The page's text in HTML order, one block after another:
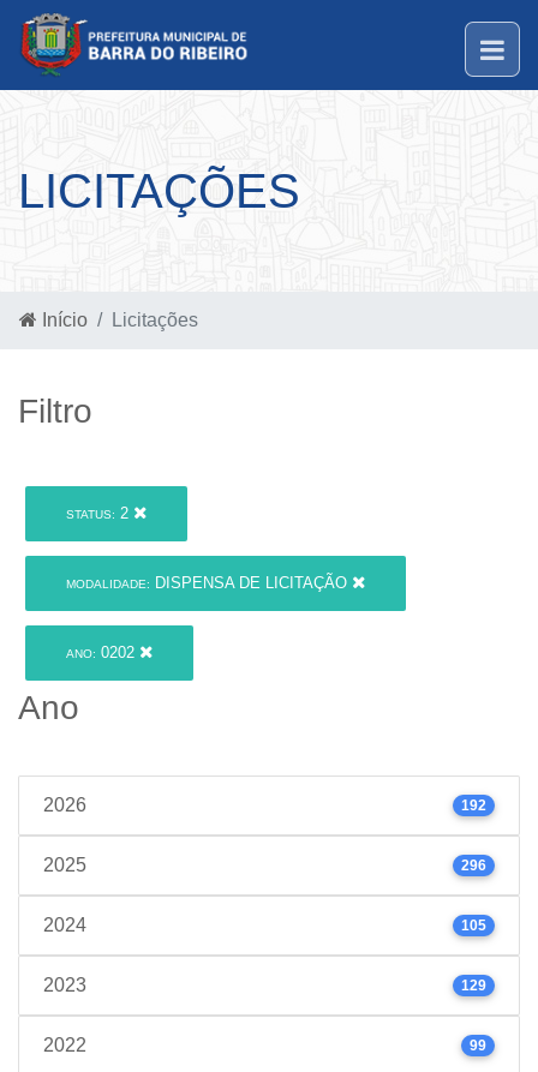
LICITAÇÕES
Início Licitações
Filtro
STATUS: 2
MODALIDADE: DISPENSA DE LICITAÇÃO
ANO: 0202
Ano
2026 192
2025 296
2024 105
2023 129
2022 99